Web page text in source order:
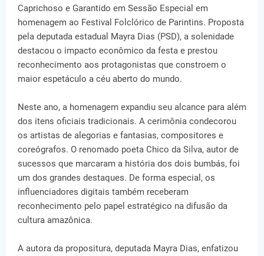
Caprichoso e Garantido em Sessão Especial em
homenagem ao Festival Folclórico de Parintins. Proposta
pela deputada estadual Mayra Dias (PSD), a solenidade
destacou o impacto econômico da festa e prestou
reconhecimento aos protagonistas que constroem o
maior espetáculo a céu aberto do mundo.
Neste ano, a homenagem expandiu seu alcance para além
dos itens oficiais tradicionais. A cerimônia condecorou
os artistas de alegorias e fantasias, compositores e
coreógrafos. O renomado poeta Chico da Silva, autor de
sucessos que marcaram a história dos dois bumbás, foi
um dos grandes destaques. De forma especial, os
influenciadores digitais também receberam
reconhecimento pelo papel estratégico na difusão da
cultura amazônica.
A autora da propositura, deputada Mayra Dias, enfatizou